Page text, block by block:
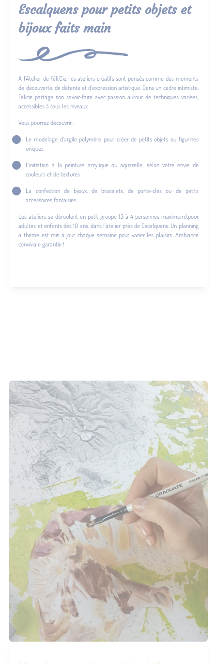
Escalquens pour petits objets et
bijoux faits main
À l’Atelier de Féli.Cie, les ateliers créatifs sont pensés comme des moments
de découverte, de détente et d’expression artistique. Dans un cadre intimiste,
Félicie partage son savoir-faire avec passion autour de techniques variées,
accessibles à tous les niveaux.
Vous pourrez découvrir :
Le modelage d’argile polymère pour créer de petits objets ou figurines
uniques
L’initiation à la peinture acrylique ou aquarelle, selon votre envie de
couleurs et de textures
La confection de bijoux, de bracelets, de porte-clés ou de petits
accessoires fantaisies
Les ateliers se déroulent en petit groupe (3 à 4 personnes maximum),pour
adultes et enfants dès 10 ans, dans l’atelier près de Escalquens. Un planning
à thème est mis à jour chaque semaine pour varier les plaisirs. Ambiance
conviviale garantie !